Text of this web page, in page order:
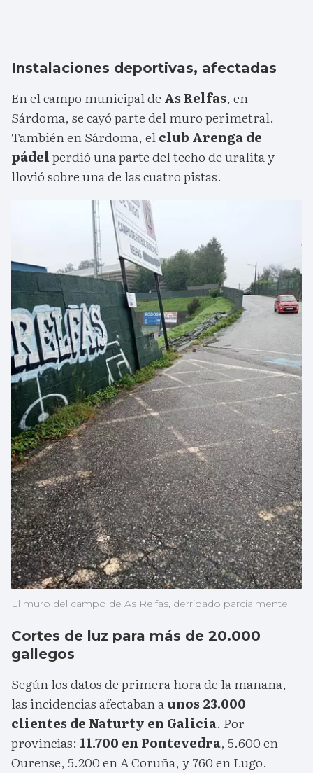
Instalaciones deportivas, afectadas
En el campo municipal de As Relfas, en
Sárdoma, se cayó parte del muro perimetral.
También en Sárdoma, elclub Arenga de
pádelperdió una parte del techo de uralita y
llovió sobre una de las cuatro pistas.
El muro del campo de As Relfas, derribado parcialmente.
Cortes de luz para más de 20.000
gallegos
Según los datos de primera hora de la mañana,
las incidencias afectaban aunos 23.000
clientes de Naturty en Galicia. Por
provincias: 11.700 en Pontevedra, 5.600 en
Ourense, 5.200 en A Coruña, y 760 en Lugo.